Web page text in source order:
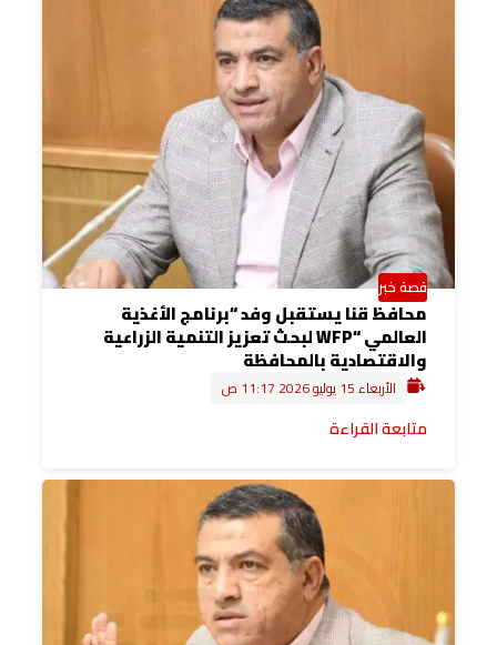
قصة خبر
محافظ قنا يستقبل وفد “برنامج الأغذية
العالمي “WFP لبحث تعزيز التنمية الزراعية
والاقتصادية بالمحافظة
الأربعاء 15 يوليو 2026 11:17 ص
متابعة القراءة